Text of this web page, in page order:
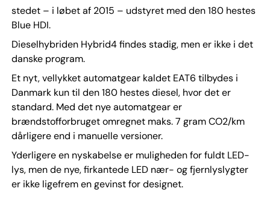
stedet – i løbet af 2015 – udstyret med den 180 hestes
Blue HDI.
Dieselhybriden Hybrid4 findes stadig, men er ikke i det
danske program.
Et nyt, vellykket automatgear kaldet EAT6 tilbydes i
Danmark kun til den 180 hestes diesel, hvor det er
standard. Med det nye automatgear er
brændstofforbruget omregnet maks. 7 gram CO2/km
dårligere end i manuelle versioner.
Yderligere en nyskabelse er muligheden for fuldt LED-
lys, men de nye, firkantede LED nær- og fjernlyslygter
er ikke ligefrem en gevinst for designet.